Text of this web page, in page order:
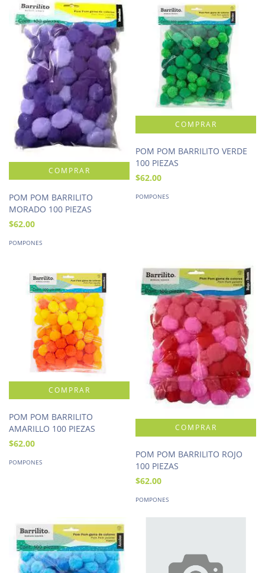
POM POM BARRILITO
MORADO 100 PIEZAS
$62.00
POMPONES
POM POM BARRILITO VERDE
100 PIEZAS
$62.00
POMPONES
POM POM BARRILITO
AMARILLO 100 PIEZAS
$62.00
POMPONES
POM POM BARRILITO ROJO
100 PIEZAS
$62.00
POMPONES